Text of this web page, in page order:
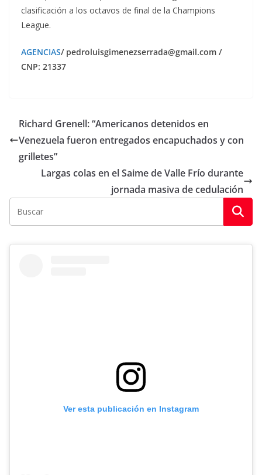
clasificación a los octavos de final de la Champions
League.
AGENCIAS/ pedroluisgimenezserrada@gmail.com /
CNP: 21337
Richard Grenell: “Americanos detenidos en
Venezuela fueron entregados encapuchados y con
grilletes”
Largas colas en el Saime de Valle Frío durante
jornada masiva de cedulación
Ver esta publicación en Instagram